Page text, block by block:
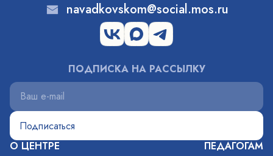
О ЦЕНТРЕ
ПЕДАГОГАМ
navadkovskom@social.mos.ru
ПОДПИСКА НА РАССЫЛКУ